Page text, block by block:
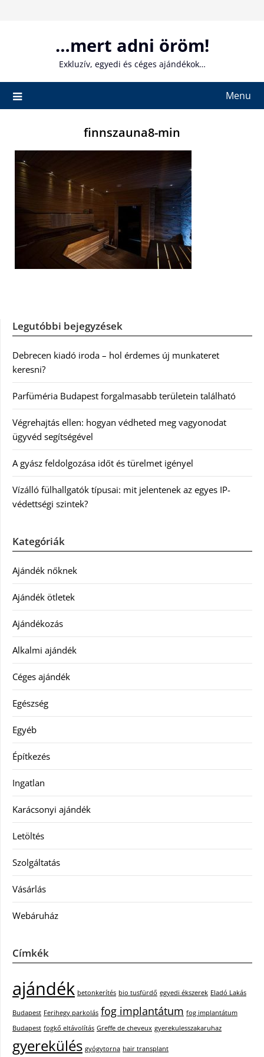
…mert adni öröm!
Exkluzív, egyedi és céges ajándékok…
Menu
finnszauna8-min
Legutóbbi bejegyzések
Debrecen kiadó iroda – hol érdemes új munkateret
keresni?
Parfüméria Budapest forgalmasabb területein található
Végrehajtás ellen: hogyan védheted meg vagyonodat
ügyvéd segítségével
A gyász feldolgozása időt és türelmet igényel
Vízálló fülhallgatók típusai: mit jelentenek az egyes IP-
védettségi szintek?
Kategóriák
Ajándék nőknek
Ajándék ötletek
Ajándékozás
Alkalmi ajándék
Céges ajándék
Egészség
Egyéb
Építkezés
Ingatlan
Karácsonyi ajándék
Letöltés
Szolgáltatás
Vásárlás
Webáruház
Címkék
ajándék betonkerítés bio tusfürdő egyedi ékszerek Eladó Lakás
Budapest Ferihegy parkolás fog implantátum fog implantátum
Budapest fogkő eltávolítás Greffe de cheveux gyerekulesszakaruhaz
gyerekülés gyógytorna hair transplant